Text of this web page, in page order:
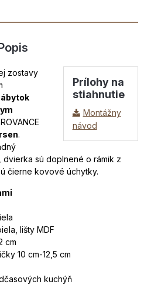
Prílohy na
stiahnutie
Montážny
návod
zostavy
.
dvierka sú doplnené o rámik z
čierne kovové úchytky.
lišty MDF
cm
10 cm-12,5 cm
kuchýň